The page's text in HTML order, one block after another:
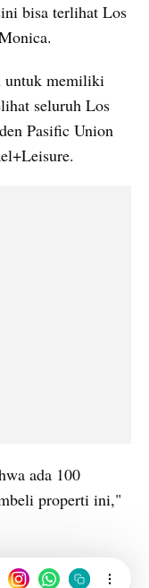
bisa terlihat Los
untuk memiliki
seluruh Los
Pasific Union
ada 100
properti ini,"
Los Angeles